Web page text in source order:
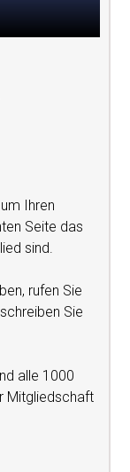
Ihren
Seite das
sind.
rufen Sie
Sie
alle 1000
Mitgliedschaft